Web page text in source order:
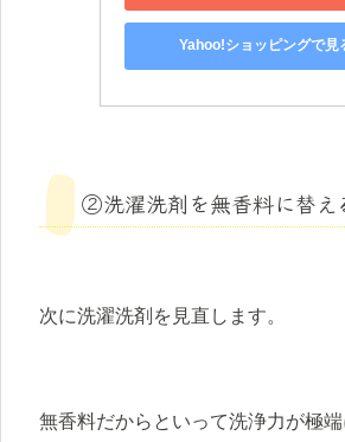
Yahoo!ショッピングで見
②洗濯洗剤を無香料に替え
次に洗濯洗剤を見直します。
無香料だからといって洗浄力が極